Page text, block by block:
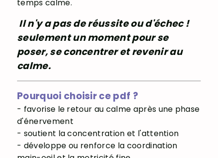
temps calme.
Il n'y a pas de réussite ou d'échec !
seulement un moment pour se
poser, se concentrer et revenir au
calme.
Pourquoi choisir ce pdf ?
- favorise le retour au calme après une phase
d'énervement
- soutient la concentration et l'attention
- développe ou renforce la coordination